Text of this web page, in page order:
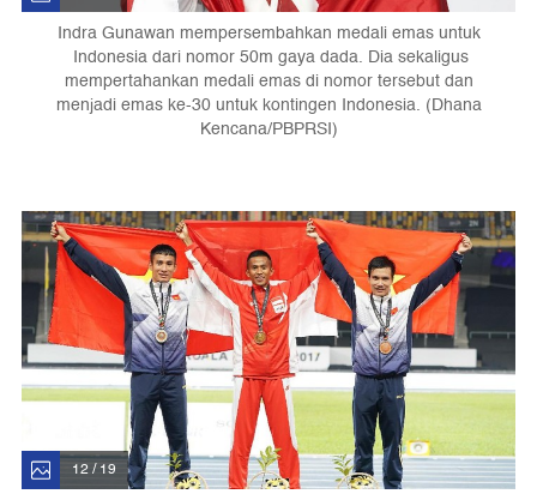
Indra Gunawan mempersembahkan medali emas untuk
Indonesia dari nomor 50m gaya dada. Dia sekaligus
mempertahankan medali emas di nomor tersebut dan
menjadi emas ke-30 untuk kontingen Indonesia. (Dhana
Kencana/PBPRSI)
12 / 19